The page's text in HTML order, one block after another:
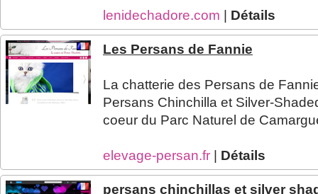
lenidechadore.com | Détails
Les Persans de Fannie
La chatterie des Persans de
Persans Chinchilla et Silver-
coeur du Parc Naturel de
elevage-persan.fr | Détails
persans chinchillas et silver